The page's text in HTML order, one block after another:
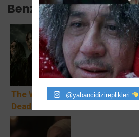
Benzer Içerikler:
The Walking
Dead 11.
Sezon
Görselleri: Son
Sex Education
@yabancidizireplikleri